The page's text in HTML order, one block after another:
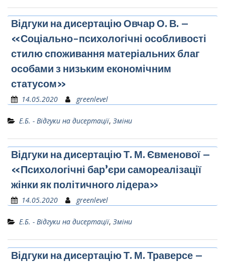
Відгуки на дисертацію Овчар О. В. –
«Соціально-психологічні особливості
стилю споживання матеріальних благ
особами з низьким економічним
статусом»
14.05.2020 greenlevel
Е.Б. - Відгуки на дисертації, Зміни
Відгуки на дисертацію Т. М. Євменової –
«Психологічні бар’єри самореалізації
жінки як політичного лідера»
14.05.2020 greenlevel
Е.Б. - Відгуки на дисертації, Зміни
Відгуки на дисертацію Т. М. Траверсе –